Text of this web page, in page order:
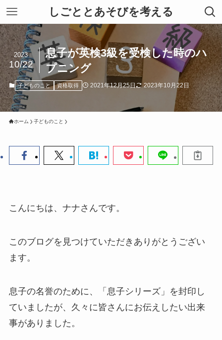
しごととあそびを考える
息子が英検3級を受検した時のハ
プニング
2023
10/22
子どものこと 資格取得 2021年12月25日 2023年10月22日
ホーム 子どものこと
こんにちは、ナナさんです。
このブログを見つけていただきありがとうござい
ます。
息子の名誉のために、「息子シリーズ」を封印し
ていましたが、久々に皆さんにお伝えしたい出来
事がありました。